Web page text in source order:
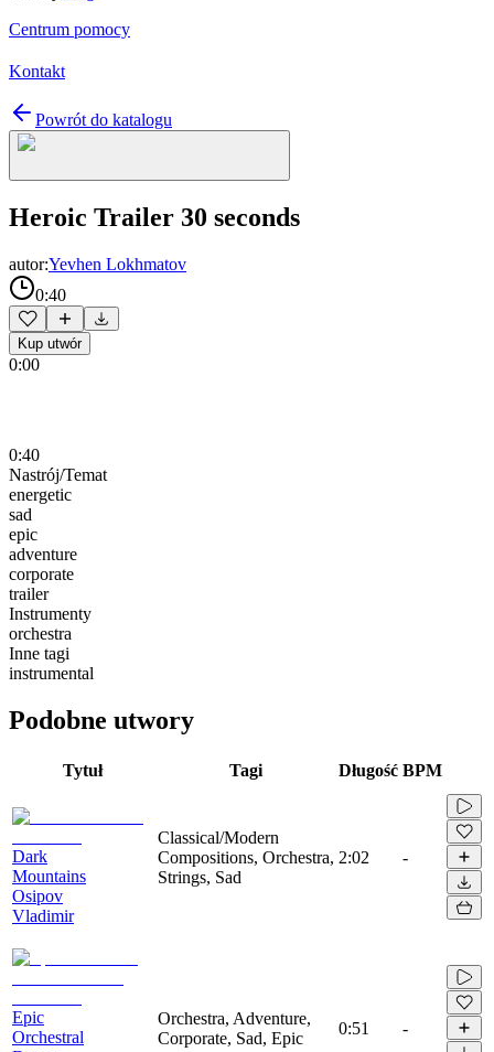
Centrum pomocy
Kontakt
Powrót do katalogu
Heroic Trailer 30 seconds
autor:Yevhen Lokhmatov
0:40
Kup utwór
0:00
0:40
Nastrój/Temat
energetic
sad
epic
adventure
corporate
trailer
Instrumenty
orchestra
Inne tagi
instrumental
Podobne utwory
Tytuł Tagi Długość BPM
Dark
Mountains
Osipov
Vladimir
Classical/Modern
Compositions, Orchestra,
Strings, Sad
2:02 -
Epic
Orchestral
Orchestra, Adventure,
Corporate, Sad, Epic
0:51 -